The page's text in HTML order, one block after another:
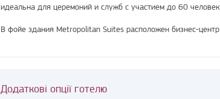
идеальна для церемоний и служб с участием до 60 человек.
В фойе здания Metropolitan Suites расположен бизнес-центр.
Додаткові опції готелю